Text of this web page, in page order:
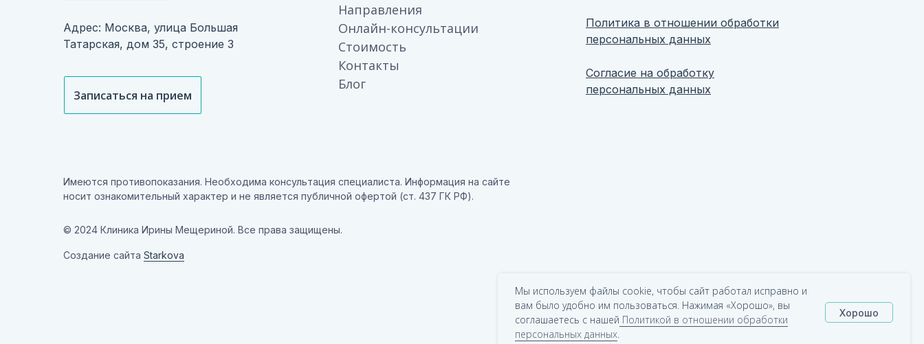
Адрес: Москва, улица Большая
Татарская, дом 35, строение 3
Политика в отношении обработки
персональных данных
Согласие на обработку
персональных данных
Записаться на прием
Направления
Онлайн-консультации
Стоимость
Контакты
Блог
Имеются противопоказания. Необходима консультация специалиста. Информация на сайте
носит ознакомительный характер и не является публичной офертой (ст. 437 ГК РФ).
© 2024 Клиника Ирины Мещериной. Все права защищены.
Создание сайта Starkova
Мы используем файлы cookie, чтобы сайт работал исправно и
вам было удобно им пользоваться. Нажимая «Хорошо», вы
соглашаетесь с нашей Политикой в отношении обработки
персональных данных.
Хорошо